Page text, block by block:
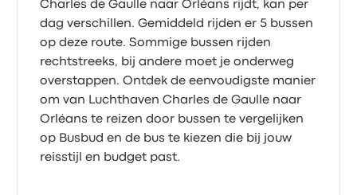
Charles de Gaulle naar Orléans rijdt, kan per
dag verschillen. Gemiddeld rijden er 5 bussen
op deze route. Sommige bussen rijden
rechtstreeks, bij andere moet je onderweg
overstappen. Ontdek de eenvoudigste manier
om van Luchthaven Charles de Gaulle naar
Orléans te reizen door bussen te vergelijken
op Busbud en de bus te kiezen die bij jouw
reisstijl en budget past.